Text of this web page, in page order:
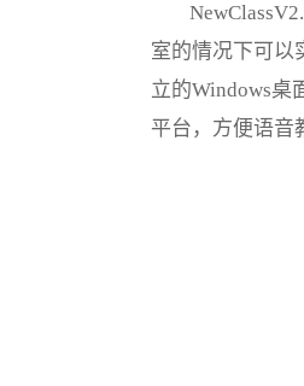
室的情况下可以
立的Windows桌
平台，方便语音